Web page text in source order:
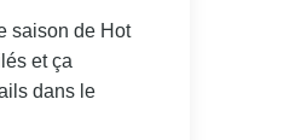
saison de Hot
et ça
dans le